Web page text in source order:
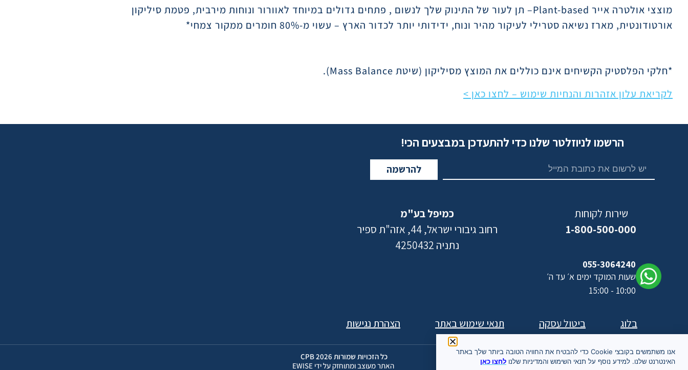
מוצצי אולטרה אייר Plant-based– תן לעור של התינוק שלך לנשום , פתחים גדולים במיוחד לאוורור ונוחות מירבית, פטמת סיליקון
אורטודונטית, מארז נשיאה סטרילי לעיקור מהיר ונוח, ידידותי יותר לכדור הארץ – עשוי מ-80% חומרים ממקור צמחי*
*חלקי הפלסטיק הקשיחים אינם כוללים את המוצץ מסיליקון (שיטת Mass Balance
).
לקריאת עלון אזהרות והנחיות שימוש – לחצו כאן >
הרשמו לניוזלטר שלנו כדי להתעדכן במבצעים הכי!
להרשמה
שירות לקוחות
1-800-500-000
055-3064240
שעות המוקד ימים א׳ עד ה׳
10:00 - 15:00
כמיפל בע"מ
רחוב גיבורי ישראל, 44, אזה"ת ספיר
נתניה 4250432
בלוג ביטול עסקה תנאי שימוש באתר הצהרת נגישות
כל הזכויות שמורות 2026 CPB
האתר מעוצב ומתוחזק על ידי EWISE
אנו משתמשים בקובצי Cookie כדי להבטיח את החוויה הטובה ביותר שלך באתר
האינטרנט שלנו. למידע נוסף על תנאי השימוש והמדיניות שלנו לחצו כאן